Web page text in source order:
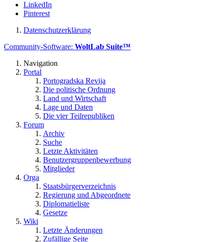
LinkedIn
Pinterest
Datenschutzerklärung
Community-Software: WoltLab Suite™
Navigation
Portal
Portogradska Revija
Die politische Ordnung
Land und Wirtschaft
Lage und Daten
Die vier Teilrepubliken
Forum
Archiv
Suche
Letzte Aktivitäten
Benutzergruppenbewerbung
Mitglieder
Orga
Staatsbürgerverzeichnis
Regierung und Abgeordnete
Diplomatieliste
Gesetze
Wiki
Letzte Änderungen
Zufällige Seite